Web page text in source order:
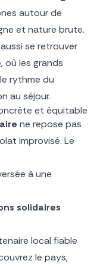
autour de
et nature brute.
se retrouver
, où les grands
rythme du
au séjour.
et équitable
ne repose pas
improvisé. Le
à une
solidaires
local fiable
le pays,